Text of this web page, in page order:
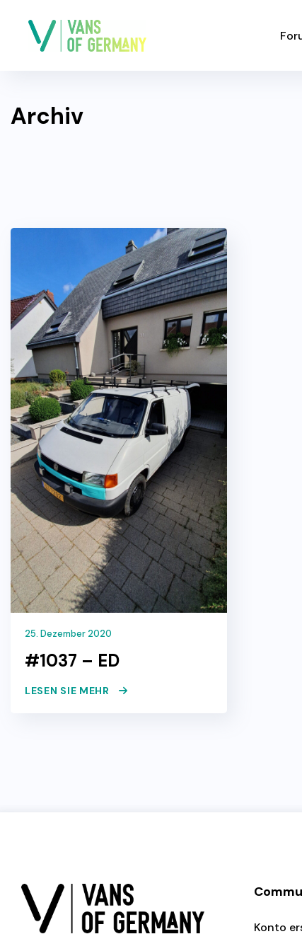
Archiv
25. Dezember 2020
#1037 – ED
LESEN SIE MEHR
Konto